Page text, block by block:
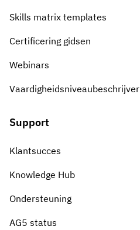
Skills matrix templates
Certificering gidsen
Webinars
Vaardigheidsniveaubeschrijver
Support
Klantsucces
Knowledge Hub
Ondersteuning
AG5 status